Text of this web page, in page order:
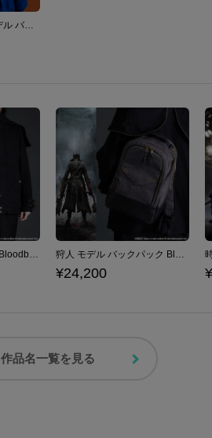
ハリー・ポッター モデル バックパック Harry Potter
狩人 モデル アウター Bloodborne 狩人 モデル バックパック Bloodborne
¥24,200
作品名一覧を見る